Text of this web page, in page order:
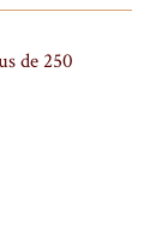
de 250